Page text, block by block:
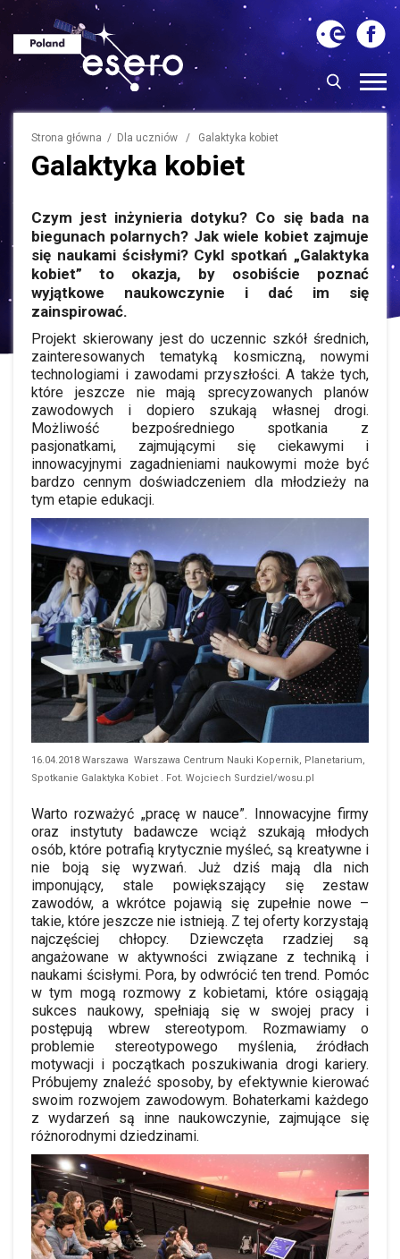
Strona główna / Dla uczniów / Galaktyka kobiet
Galaktyka kobiet
Czym jest inżynieria dotyku? Co się bada na
biegunach polarnych? Jak wiele kobiet zajmuje
się naukami ścisłymi? Cykl spotkań „Galaktyka
kobiet” to okazja, by osobiście poznać
wyjątkowe naukowczynie i dać im się
zainspirować.
Projekt skierowany jest do uczennic szkół średnich,
zainteresowanych tematyką kosmiczną, nowymi
technologiami i zawodami przyszłości. A także tych,
które jeszcze nie mają sprecyzowanych planów
zawodowych i dopiero szukają własnej drogi.
Możliwość bezpośredniego spotkania z
pasjonatkami, zajmującymi się ciekawymi i
innowacyjnymi zagadnieniami naukowymi może być
bardzo cennym doświadczeniem dla młodzieży na
tym etapie edukacji.
16.04.2018 Warszawa Warszawa Centrum Nauki Kopernik, Planetarium,
Spotkanie Galaktyka Kobiet . Fot. Wojciech Surdziel/wosu.pl
Warto rozważyć „pracę w nauce”. Innowacyjne firmy
oraz instytuty badawcze wciąż szukają młodych
osób, które potrafią krytycznie myśleć, są kreatywne i
nie boją się wyzwań. Już dziś mają dla nich
imponujący, stale powiększający się zestaw
zawodów, a wkrótce pojawią się zupełnie nowe –
takie, które jeszcze nie istnieją. Z tej oferty korzystają
najczęściej chłopcy. Dziewczęta rzadziej są
angażowane w aktywności związane z techniką i
naukami ścisłymi. Pora, by odwrócić ten trend. Pomóc
w tym mogą rozmowy z kobietami, które osiągają
sukces naukowy, spełniają się w swojej pracy i
postępują wbrew stereotypom. Rozmawiamy o
problemie stereotypowego myślenia, źródłach
motywacji i początkach poszukiwania drogi kariery.
Próbujemy znaleźć sposoby, by efektywnie kierować
swoim rozwojem zawodowym. Bohaterkami każdego
z wydarzeń są inne naukowczynie, zajmujące się
różnorodnymi dziedzinami.